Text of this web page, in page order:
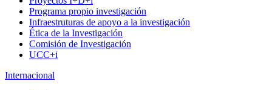
Programa propio investigación
Infraestruturas de apoyo a la investigación
Ética de la Investigación
Comisión de Investigación
UCC+i
Internacional